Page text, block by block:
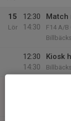
15
Lör
12:30
14:30
Match
F14 A/B
12:30
14:30
Kiosk